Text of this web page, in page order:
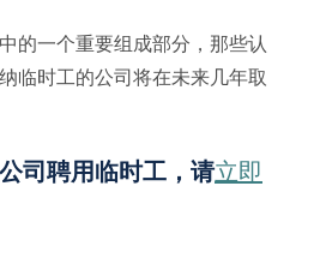
的一个重要组成部分，那些认
临时工的公司将在未来几年取
司聘用临时工，请立即